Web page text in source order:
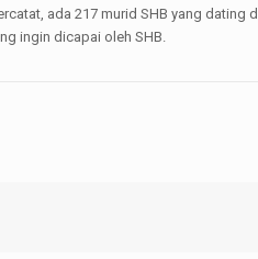
ada 217 murid SHB yang
ingin dicapai oleh SHB.